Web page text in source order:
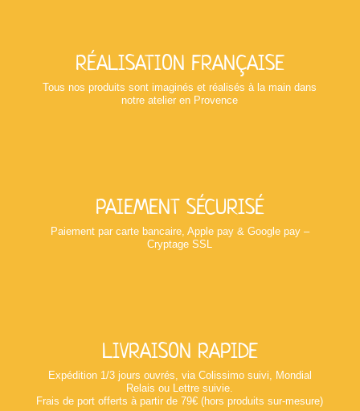
RÉALISATION FRANÇAISE
Tous nos produits sont imaginés et réalisés à la main dans
notre atelier en Provence
PAIEMENT SÉCURISÉ
Paiement par carte bancaire, Apple pay & Google pay –
Cryptage SSL
LIVRAISON RAPIDE
Expédition 1/3 jours ouvrés, via Colissimo suivi, Mondial
Relais ou Lettre suivie.
Frais de port offerts à partir de 79€ (hors produits sur-mesure)